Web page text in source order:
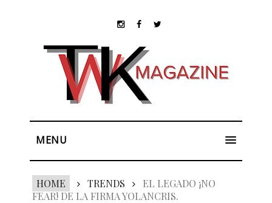
MENU
HOME TRENDS
EL LEGADO ¡NO
FEAR! DE LA FIRMA YOLANCRIS.